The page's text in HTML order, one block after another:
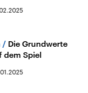
Die Grundwerte
dem Spiel